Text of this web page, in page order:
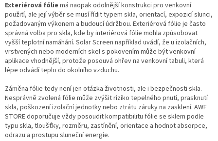
Exteriérová fólie má naopak odolnější konstrukci pro venkovní
použití, ale její výběr se musí řídit typem skla, orientací, expozicí slunci,
požadovaným výkonem a budoucí údržbou. Exteriérová fólie je často
správná volba pro skla, kde by interiérová fólie mohla způsobovat
vyšší teplotní namáhání. Solar Screen například uvádí, že u izolačních,
vrstvených nebo moderních skel s pokovením může být venkovní
aplikace vhodnější, protože posouvá ohřev na venkovní tabuli, která
lépe odvádí teplo do okolního vzduchu.
Záměna fólie tedy není jen otázka životnosti, ale i bezpečnosti skla.
Nesprávně zvolená fólie může zvýšit riziko tepelného pnutí, prasknutí
skla, poškození izolační jednotky nebo ztrátu záruky na zasklení. AWF
STORE doporučuje vždy posoudit kompatibilitu fólie se sklem podle
typu skla, tloušťky, rozměru, zastínění, orientace a hodnot absorpce,
odrazu a prostupu sluneční energie.